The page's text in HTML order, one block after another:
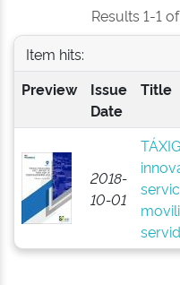
Results 1-1
Item hits:
Preview
Issue
Date
Title
2018-
10-01